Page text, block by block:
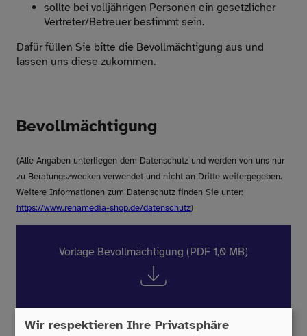
sollte bei volljährigen Personen ein gesetzlicher
Vertreter/Betreuer bestimmt sein.
Dafür füllen Sie bitte die Bevollmächtigung aus und
lassen uns diese zukommen.
Bevollmächtigung
(Alle Angaben unterliegen dem Datenschutz und werden von uns nur
zu Beratungszwecken verwendet und nicht an Dritte weitergegeben.
Weitere Informationen zum Datenschutz finden Sie unter:
https://www.rehamedia-shop.de/datenschutz)
Vorlage Bevollmächtigung (PDF 1,0 MB)
Wir respektieren Ihre Privatsphäre